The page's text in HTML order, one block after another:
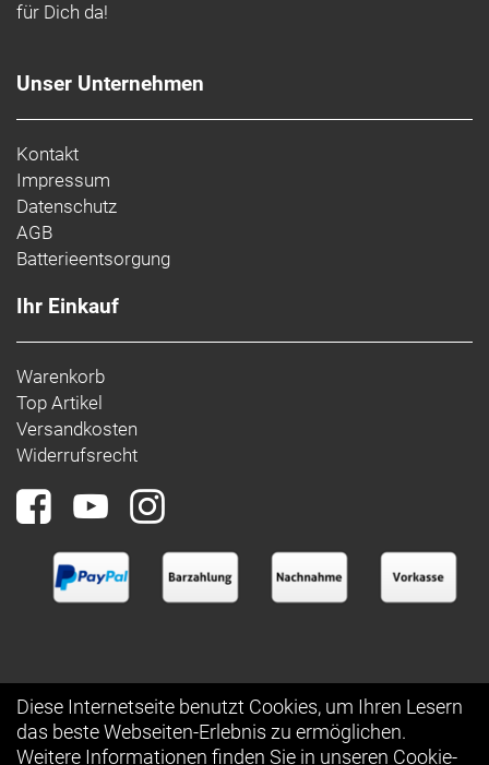
für Dich da!
Unser Unternehmen
Kontakt
Impressum
Datenschutz
AGB
Batterieentsorgung
Ihr Einkauf
Warenkorb
Top Artikel
Versandkosten
Widerrufsrecht
Diese Internetseite benutzt Cookies, um Ihren Lesern
das beste Webseiten-Erlebnis zu ermöglichen.
Weitere Informationen finden Sie in unseren Cookie-
Auftrag widerrufen